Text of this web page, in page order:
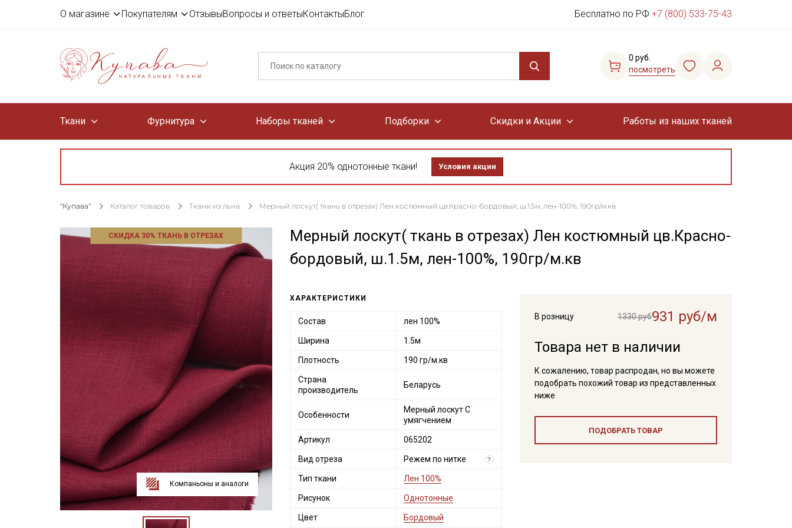
О магазине Покупателям ОтзывыВопросы и ответыКонтактыБлог Бесплатно по РФ +7 (800) 533-75-43
0 руб.
посмотреть
Ткани Фурнитура Наборы тканей Подборки Скидки и Акции Работы из наших тканей
Акция 20% однотонные ткани! Условия акции
"Купава" Каталог товаров Ткани из льна Мерный лоскут( ткань в отрезах) Лен костюмный цв.Красно-бордовый, ш.1.5м, лен-100%, 190гр/м.кв
СКИДКА 30% ТКАНЬ В ОТРЕЗАХ
Компаньоны и аналоги
Мерный лоскут( ткань в отрезах) Лен костюмный цв.Красно-
бордовый, ш.1.5м, лен-100%, 190гр/м.кв
В розницу 1330 руб931 руб/м
Товара нет в наличии
К сожалению, товар распродан, но вы можете
подобрать похожий товар из представленных
ниже
ПОДОБРАТЬ ТОВАР
ХАРАКТЕРИСТИКИ
Состав лен 100%
Ширина 1.5м
Плотность 190 гр/м.кв
Страна
производитель
Беларусь
Особенности
Мерный лоскут С
умягчением
Артикул 065202
Вид отреза Режем по нитке ?
Тип ткани Лен 100%
Рисунок Однотонные
Цвет Бордовый